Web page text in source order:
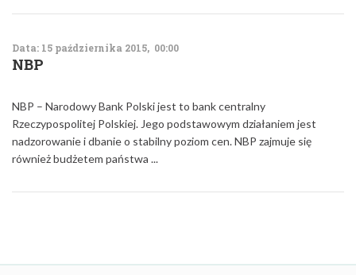
Data: 15 października 2015, 00:00
NBP
NBP – Narodowy Bank Polski jest to bank centralny
Rzeczypospolitej Polskiej. Jego podstawowym działaniem jest
nadzorowanie i dbanie o stabilny poziom cen. NBP zajmuje się
również budżetem państwa ...